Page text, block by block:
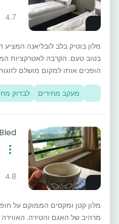
4.7
מלון בוטיק בלב לובליאנה המציע
בטוב טעם. הקרבה לאטרקציות
הופכים אותו למקום מושלם
מעקב מחירים לבדוק
4.8
מלון קטן ומקסים הממוקם על
מרהיב של האגם והטירה.